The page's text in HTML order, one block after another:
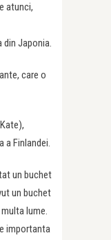
atunci,
din Japonia.
care o
a Finlandei.
un buchet
un buchet
lume.
importanta